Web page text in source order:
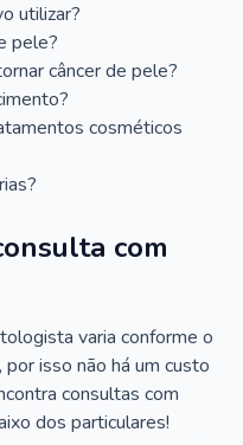
utilizar?
pele?
câncer de pele?
cosméticos
com
varia conforme o
isso não há um custo
consultas com
dos particulares!